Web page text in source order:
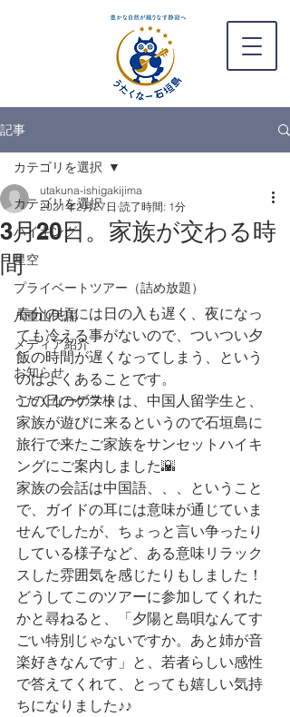
記事
カテゴリを選択
ハイキング
星空
プライベートツアー（詰め放題）
八重山民謡
メディア紹介
お知らせ
うたくなーの学校
カテゴリを選択
3月20日。家族が交わる時
間
utakuna-ishigakijima
2021年2月27日 読了時間: 1分
春分の頃には日の入も遅く、夜になっ
ても冷える事がないので、ついつい夕
飯の時間が遅くなってしまう、という
のはよくあることです。
この日のゲストは、中国人留学生と、
家族が遊びに来るというので石垣島に
旅行で来たご家族をサンセットハイキ
ングにご案内しました🌇
家族の会話は中国語、、、ということ
で、ガイドの耳には意味が通じていま
せんでしたが、ちょっと言い争ったり
している様子など、ある意味リラック
スした雰囲気を感じたりもしました！
どうしてこのツアーに参加してくれた
かと尋ねると、「夕陽と島唄なんてす
ごい特別じゃないですか。あと姉が音
楽好きなんです」と、若者らしい感性
で答えてくれて、とっても嬉しい気持
ちになりました♪♪